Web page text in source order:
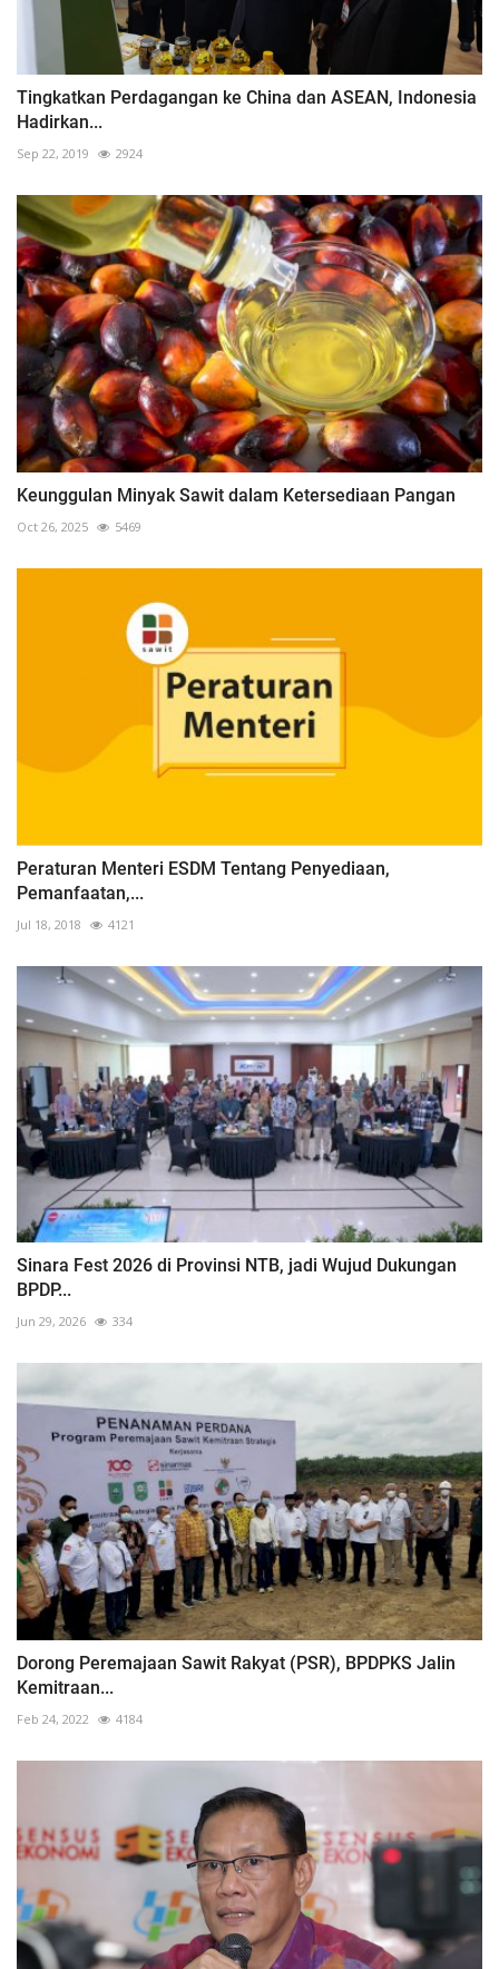
Tingkatkan Perdagangan ke China dan ASEAN, Indonesia
Hadirkan...
Sep 22, 2019 2924
Keunggulan Minyak Sawit dalam Ketersediaan Pangan
Oct 26, 2025 5469
Peraturan Menteri ESDM Tentang Penyediaan,
Pemanfaatan,...
Jul 18, 2018 4121
Sinara Fest 2026 di Provinsi NTB, jadi Wujud Dukungan
BPDP...
Jun 29, 2026 334
Dorong Peremajaan Sawit Rakyat (PSR), BPDPKS Jalin
Kemitraan...
Feb 24, 2022 4184